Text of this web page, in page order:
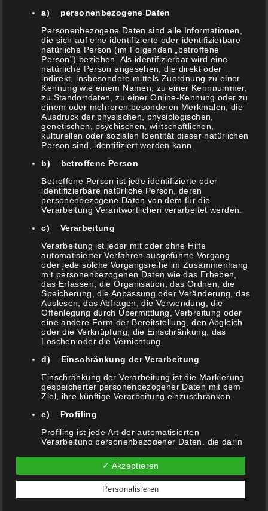
Mai 2018
März 2018
Kategorien
Allgemein
Workshops
Meta
Anmelden
Eintrags-Feed
Kommentar-Feed
WordPress.org
Suche
nach:
a) personenbezogene Daten
Personenbezogene Daten sind alle Informationen,
die sich auf eine identifizierte oder identifizierbare
natürliche Person (im Folgenden „betroffene
Person") beziehen. Als identifizierbar wird eine
natürliche Person angesehen, die direkt oder
indirekt, insbesondere mittels Zuordnung zu einer
Kennung wie einem Namen, zu einer Kennnummer,
zu Standortdaten, zu einer Online-Kennung oder zu
einem oder mehreren besonderen Merkmalen, die
Ausdruck der physischen, physiologischen,
genetischen, psychischen, wirtschaftlichen,
kulturellen oder sozialen Identität dieser natürlichen
Person sind, identifiziert werden kann.
b) betroffene Person
Betroffene Person ist jede identifizierte oder
identifizierbare natürliche Person, deren
personenbezogene Daten von dem für die
Verarbeitung Verantwortlichen verarbeitet werden.
c) Verarbeitung
Verarbeitung ist jeder mit oder ohne Hilfe
automatisierter Verfahren ausgeführte Vorgang
oder jede solche Vorgangsreihe im Zusammenhang
mit personenbezogenen Daten wie das Erheben,
das Erfassen, die Organisation, das Ordnen, die
Speicherung, die Anpassung oder Veränderung, das
Auslesen, das Abfragen, die Verwendung, die
Offenlegung durch Übermittlung, Verbreitung oder
eine andere Form der Bereitstellung, den Abgleich
oder die Verknüpfung, die Einschränkung, das
Löschen oder die Vernichtung.
d) Einschränkung der Verarbeitung
Einschränkung der Verarbeitung ist die Markierung
gespeicherter personenbezogener Daten mit dem
Ziel, ihre künftige Verarbeitung einzuschränken.
e) Profiling
Profiling ist jede Art der automatisierten
Verarbeitung personenbezogener Daten, die darin
verwendet werden, um bestimmte persönliche
Aspekte, die sich auf eine natürliche Person
beziehen, zu bewerten, insbesondere, um Aspekte
bezüglich Arbeitsleistung, wirtschaftlicher Lage,
Gesundheit, persönlicher Vorlieben, Interessen,
✓ Akzeptieren
Personalisieren